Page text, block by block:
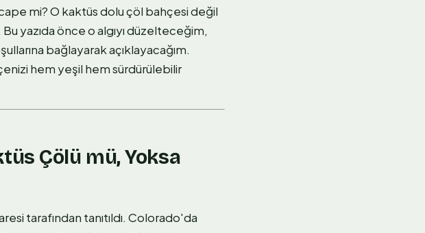
mi? O kaktüs dolu çöl bahçesi değil
yazıda önce o algıyı düzelteceğim,
bağlayarak açıklayacağım.
hem yeşil hem sürdürülebilir
Çölü mü, Yoksa
tarafından tanıtıldı. Colorado'da